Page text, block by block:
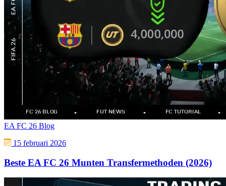
EA FC 26 Blog
15 februari 2026
Beste EA FC 26 Munten Transfermethoden (2026)